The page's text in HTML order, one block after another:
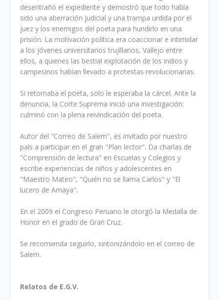
desentrañó el expediente y demostró que todo había
sido una aberración judicial y una trampa urdida por el
juez y los enemigos del poeta para hundirlo en una
prisión. La motivación política era coaccionar e intimidar
a los jóvenes universitarios trujillanos, Vallejo entre
ellos, a quienes las bestial explotación de los indios y
campesinos habían llevado a protestas revolucionarias.
Si retornaba el poeta, solo le esperaba la cárcel. Ante la
denuncia, la Corte Suprema inició una investigación:
culminó con la plena reivindicación del poeta.
Autor del "Correo de Salem", es invitado por nuestro
país a participar en el gran "Plan lector". Da charlas de
"Comprensión de lectura" en Escuelas y Colegios y
escribe experiencias de niños y adolescentes en
"Maestro Mateo", "Quién no se llama Carlos" y "El
lucero de Amaya".
En el 2009 el Congreso Peruano le otorgó la Medalla de
Honor en el grado de Gran Cruz.
Se recomienda seguirlo, sintonizándolo en el correo de
Salem.
Relatos de E.G.V.